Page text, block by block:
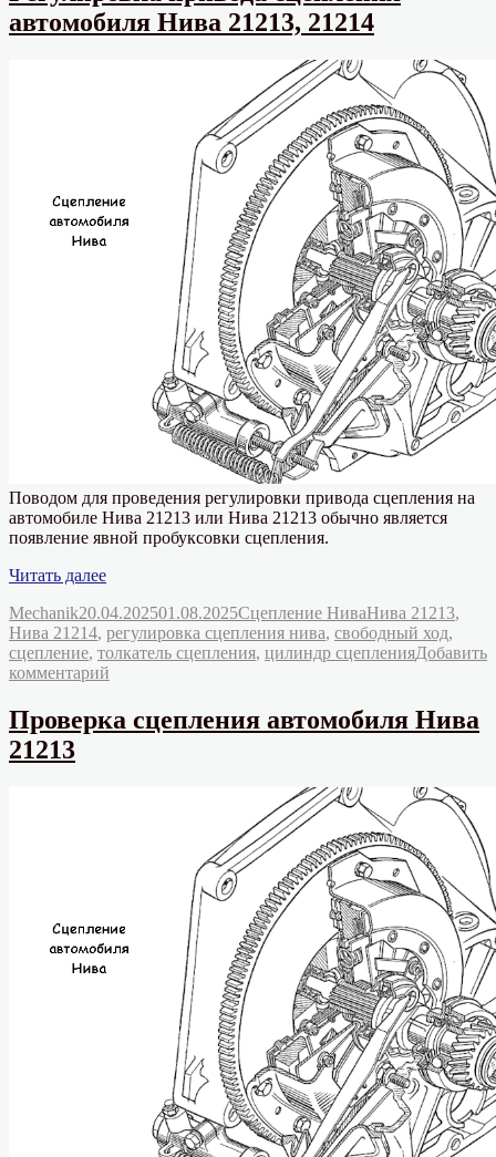
автомобиля Нива 21213, 21214
Поводом для проведения регулировки привода сцепления на
автомобиле Нива 21213 или Нива 21213 обычно является
появление явной пробуксовки сцепления.
Читать далее«Регулировка
сцепления
автомобиля
Нива
21213,
Автор
MechanikОпубликовано
20.04.202501.08.2025Рубрики
Сцепление НиваМетки
Нива 21213,
Нива 21214, регулировка сцепления нива, свободный ход,
сцепление, толкатель сцепления, цилиндр сцепленияДобавить
комментарий
привода
Проверка сцепления автомобиля Нива
21213